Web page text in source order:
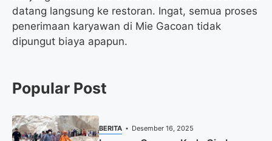
datang langsung ke restoran. Ingat, semua proses
penerimaan karyawan di Mie Gacoan tidak
dipungut biaya apapun.
Popular Post
BERITA Desember 16, 2025